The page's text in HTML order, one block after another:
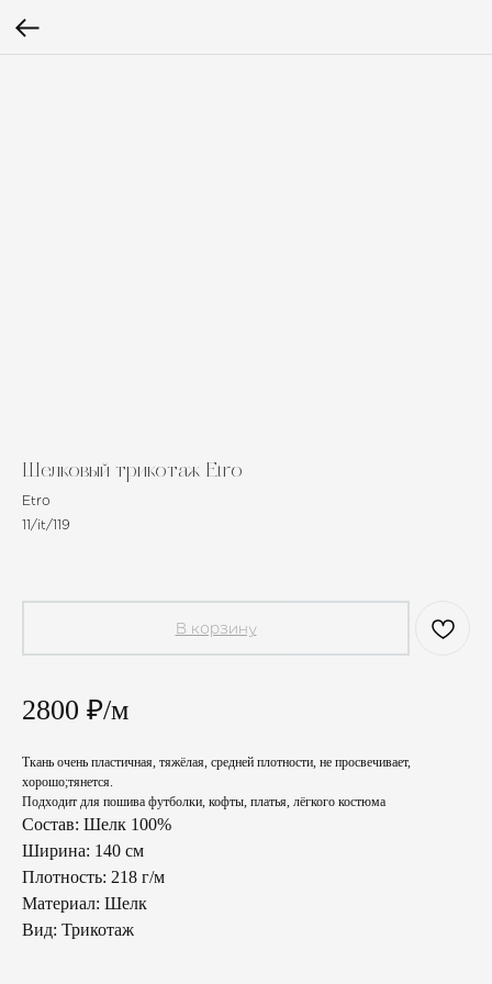
Шелковый трикотаж Etro
Etro
11/it/119
В корзину
2800 ₽/м
Ткань очень пластичная, тяжёлая, средней плотности, не просвечивает,
хорошо;тянется.
Подходит для пошива футболки, кофты, платья, лёгкого костюма
Состав: Шелк 100%
Ширина: 140 см
Плотность: 218 г/м
Материал: Шелк
Вид: Трикотаж